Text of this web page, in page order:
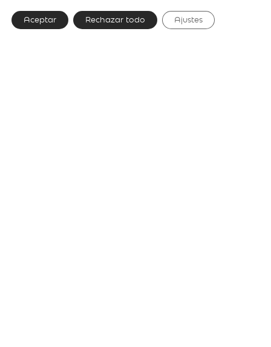
Aceptar Rechazar todo Ajustes